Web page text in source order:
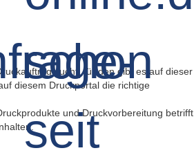
sucht, für den gibt es auf dieser
diesem Druckportal die richtige
und Druckvorbereitung betrifft.